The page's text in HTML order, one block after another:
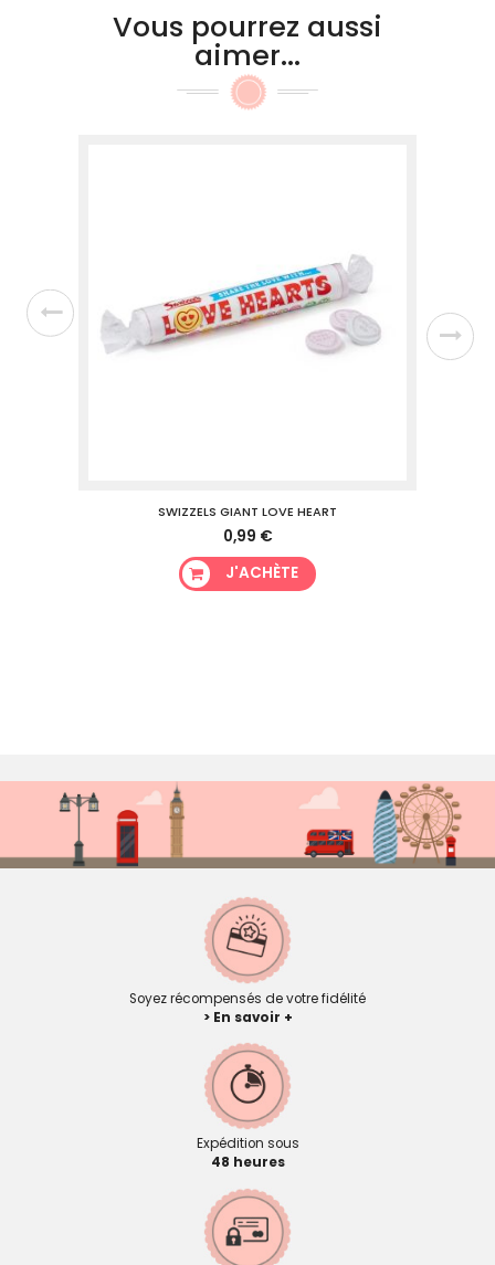
Vous pourrez aussi
aimer...
SWIZZELS GIANT LOVE HEART
0,99 €
J'ACHÈTE
Soyez récompensés de votre fidélité
> En savoir +
Expédition sous
48 heures